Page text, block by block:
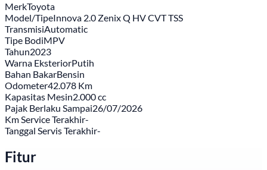
MerkToyota
Model/TipeInnova 2.0 Zenix Q HV CVT TSS
TransmisiAutomatic
Tipe BodiMPV
Tahun2023
Warna EksteriorPutih
Bahan BakarBensin
Odometer42.078 Km
Kapasitas Mesin2.000 cc
Pajak Berlaku Sampai26/07/2026
Km Service Terakhir-
Tanggal Servis Terakhir-
Fitur